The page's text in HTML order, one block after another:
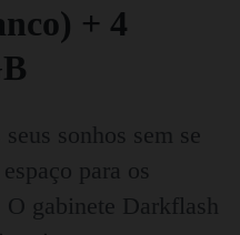
+ 4
sonhos sem se
para os
gabinete Darkflash